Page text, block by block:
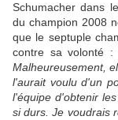
Schumacher dans
du champion 2008
que le septuple
contre sa volonté :
Malheureusement,
l'aurait voulu d'un
l'équipe d'obtenir
si durs. Je voudrais